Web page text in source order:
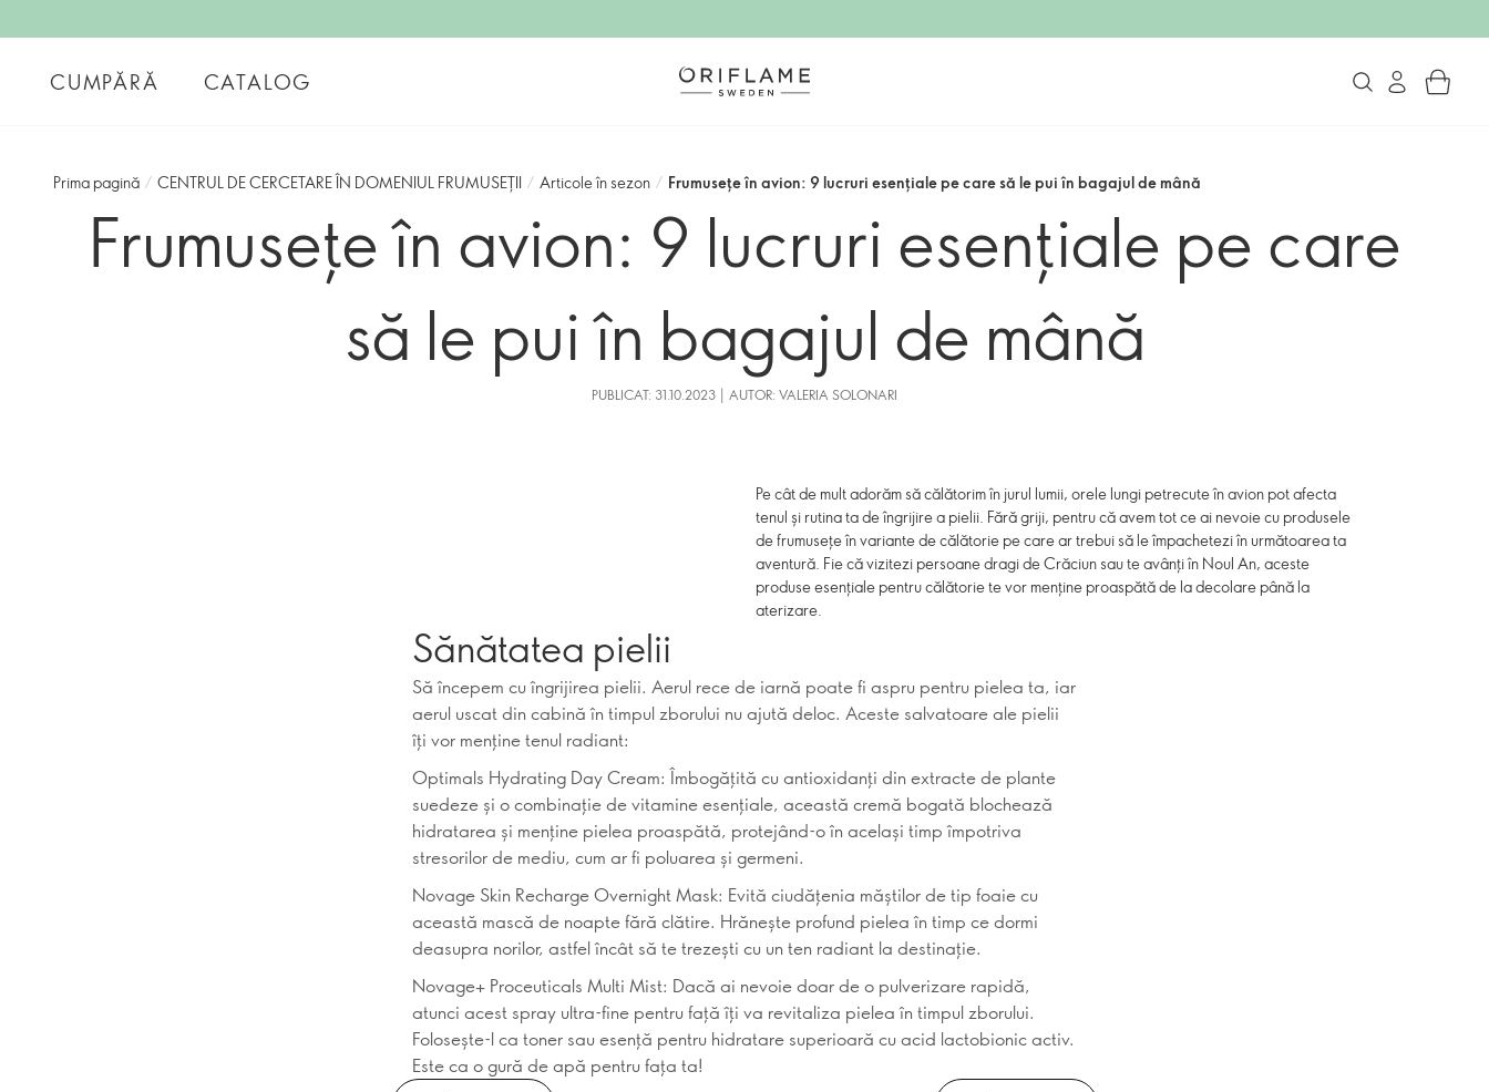
CUMPĂRĂ CATALOG
Prima pagină / CENTRUL DE CERCETARE ÎN DOMENIUL FRUMUSEȚII / Articole în sezon / Frumusețe în avion: 9 lucruri esențiale pe care să le pui în bagajul de mână
Frumusețe în avion: 9 lucruri esențiale pe care
să le pui în bagajul de mână
PUBLICAT: 31.10.2023 | AUTOR: VALERIA SOLONARI
Pe cât de mult adorăm să călătorim în jurul lumii, orele lungi petrecute în avion pot afecta
tenul și rutina ta de îngrijire a pielii. Fără griji, pentru că avem tot ce ai nevoie cu produsele
de frumusețe în variante de călătorie pe care ar trebui să le împachetezi în următoarea ta
aventură. Fie că vizitezi persoane dragi de Crăciun sau te avânți în Noul An, aceste
produse esențiale pentru călătorie te vor menține proaspătă de la decolare până la
aterizare.
Sănătatea pielii
Să începem cu îngrijirea pielii. Aerul rece de iarnă poate fi aspru pentru pielea ta, iar
aerul uscat din cabină în timpul zborului nu ajută deloc. Aceste salvatoare ale pielii
îți vor menține tenul radiant:
Optimals Hydrating Day Cream: Îmbogățită cu antioxidanți din extracte de plante
suedeze și o combinație de vitamine esențiale, această cremă bogată blochează
hidratarea și menține pielea proaspătă, protejând-o în același timp împotriva
stresorilor de mediu, cum ar fi poluarea și germeni.
Novage Skin Recharge Overnight Mask: Evită ciudățenia măștilor de tip foaie cu
această mască de noapte fără clătire. Hrănește profund pielea în timp ce dormi
deasupra norilor, astfel încât să te trezești cu un ten radiant la destinație.
Novage+ Proceuticals Multi Mist: Dacă ai nevoie doar de o pulverizare rapidă,
atunci acest spray ultra-fine pentru față îți va revitaliza pielea în timpul zborului.
Folosește-l ca toner sau esență pentru hidratare superioară cu acid lactobionic activ.
Este ca o gură de apă pentru fața ta!